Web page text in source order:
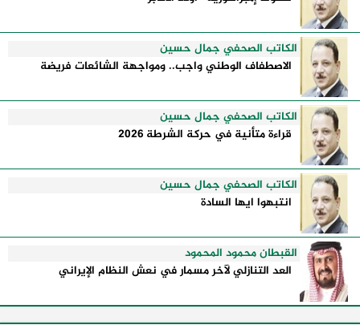
الكاتب الصحفي جمال حسين
الاصطفاف الوطني واجب.. ومواجهة الشائعات فريضة
الكاتب الصحفي جمال حسين
قراءة متأنية في حركة الشرطة 2026
الكاتب الصحفي جمال حسين
انتبهوا ايها السادة
القبطان محمود المحمود
العد التنازلي لآخر مسمار في نعش النظام الإيراني